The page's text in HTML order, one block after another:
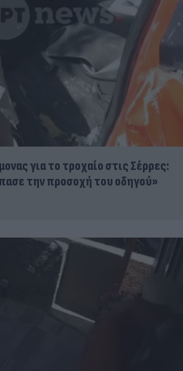
για το τροχαίο στις Σέρρες:
την προσοχή του οδηγού»